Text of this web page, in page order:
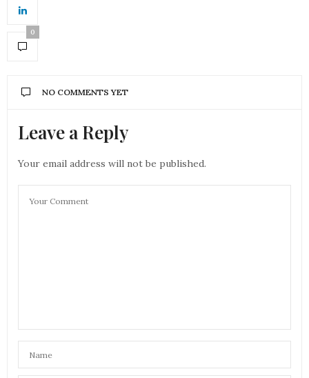
0
NO COMMENTS YET
Leave a Reply
Your email address will not be published.